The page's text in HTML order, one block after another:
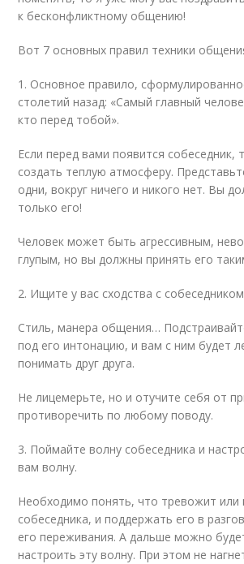
к бесконфликтному общению!
Вот 7 основных правил техники
1. Основное правило,
столетий назад: «Самый главный
кто перед тобой».
Если перед вами появится собеседник,
создать теплую атмосферу.
одни, вокруг ничего и никого нет. Вы
только его!
Человек может быть агрессивным,
глупым, но вы должны принять его
2. Ищите у вас сходства с
Стиль, манера общения…
под его интонацию, и вам с ним будет
понимать друг друга.
Не лицемерьте, но и отучите себя от
противоречить по любому поводу.
3. Поймайте волну собеседника и
вам волну.
Необходимо понять, что тревожит или
собеседника, и поддержать его в
его переживания. А дальше можно
настроить эту волну. При этом не